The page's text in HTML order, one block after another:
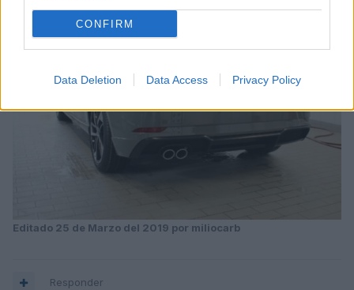
CONFIRM
Data Deletion Data Access Privacy Policy
Editado 25 de Marzo del 2019 por miliocarb
Responder